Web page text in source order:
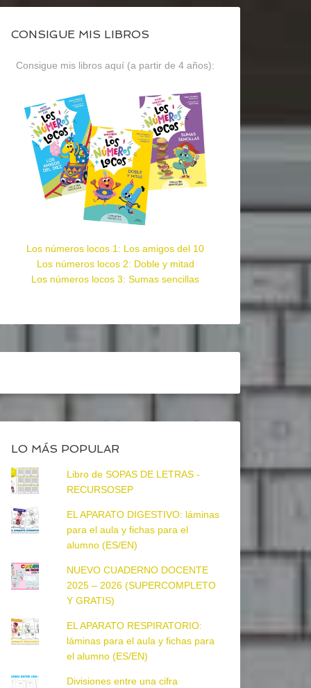
CONSIGUE MIS LIBROS
Consigue mis libros aquí (a partir de 4 años):
Los números locos 1: Los amigos del 10
Los números locos 2: Doble y mitad
Los números locos 3: Sumas sencillas
LO MÁS POPULAR
Libro de SOPAS DE LETRAS -
RECURSOSEP
EL APARATO DIGESTIVO: láminas
para el aula y fichas para el
alumno (ES/EN)
NUEVO CUADERNO DOCENTE
2025 – 2026 (SUPERCOMPLETO
Y GRATIS)
EL APARATO RESPIRATORIO:
láminas para el aula y fichas para
el alumno (ES/EN)
Divisiones entre una cifra